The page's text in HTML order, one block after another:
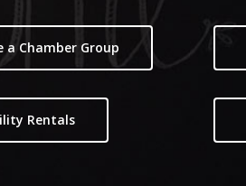
a Chamber Group
Rentals